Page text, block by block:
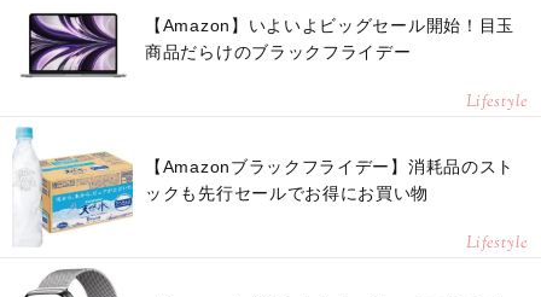
【Amazon】いよいよビッグセール開始！目玉
商品だらけのブラックフライデー
Lifestyle
【Amazonブラックフライデー】消耗品のスト
ックも先行セールでお得にお買い物
Lifestyle